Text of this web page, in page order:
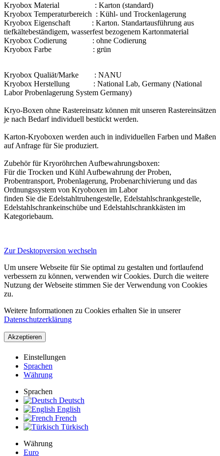
Kryobox Material : Karton (standard)
Kryobox Temperaturbereich : Kühl- und Trockenlagerung
Kryobox Eigenschaft : Karton. Standartausführung aus
tiefkältebeständigem, wasserfest bezogenem Kartonmaterial
Kryobox Codierung : ohne Codierung
Kryobox Farbe : grün
Kryobox Qualiät/Marke : NANU
Kryobox Herstellung : National Lab, Germany (National
Labor Probenlagerung System Germany)
Kryo-Boxen ohne Rastereinsatz können mit unseren Rastereinsätzen
je nach Bedarf individuell bestückt werden.
Karton-Kryoboxen werden auch in individuellen Farben und Maßen
auf Anfrage für Sie produziert.
Zubehör für Kryoröhrchen Aufbewahrungsboxen:
Für die Trocken und Kühl Aufbewahrung der Proben,
Probentransport, Probenlagerung, Probenarchivierung und das
Ordnungssystem von Kryoboxen im Labor
finden Sie die Edelstahltruhengestelle, Edelstahlschrankgestelle,
Edelstahlschrankeinschübe und Edelstahlschrankkästen im
Kategoriebaum.
Zur Desktopversion wechseln
Um unsere Webseite für Sie optimal zu gestalten und fortlaufend
verbessern zu können, verwenden wir Cookies. Durch die weitere
Nutzung der Webseite stimmen Sie der Verwendung von Cookies
zu.
Weitere Informationen zu Cookies erhalten Sie in unserer
Datenschutzerklärung
Akzeptieren
Einstellungen
Sprachen
Währung
Sprachen
Deutsch
English
French
Türkisch
Währung
Euro